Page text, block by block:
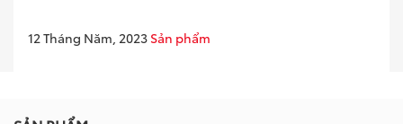
12 Tháng Năm, 2023 Sản phẩm